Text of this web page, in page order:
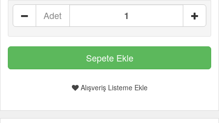
Adet
Alışveriş Listeme Ekle